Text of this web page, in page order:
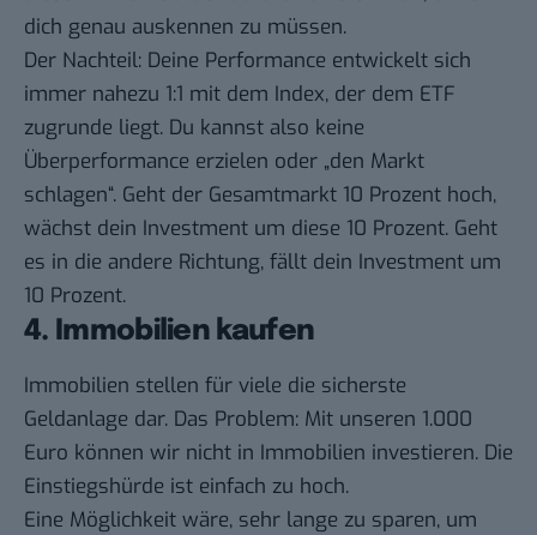
dich genau auskennen zu müssen.
Der Nachteil: Deine Performance entwickelt sich
immer nahezu 1:1 mit dem Index, der dem ETF
zugrunde liegt. Du kannst also keine
Überperformance erzielen oder „den Markt
schlagen“. Geht der Gesamtmarkt 10 Prozent hoch,
wächst dein Investment um diese 10 Prozent. Geht
es in die andere Richtung, fällt dein Investment um
10 Prozent.
4. Immobilien kaufen
Immobilien stellen für viele die sicherste
Geldanlage dar. Das Problem: Mit unseren 1.000
Euro können wir nicht in Immobilien investieren. Die
Einstiegshürde ist einfach zu hoch.
Eine Möglichkeit wäre, sehr lange zu sparen, um